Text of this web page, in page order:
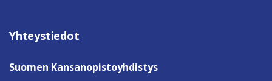
Yhteystiedot
Suomen Kansanopistoyhdistys